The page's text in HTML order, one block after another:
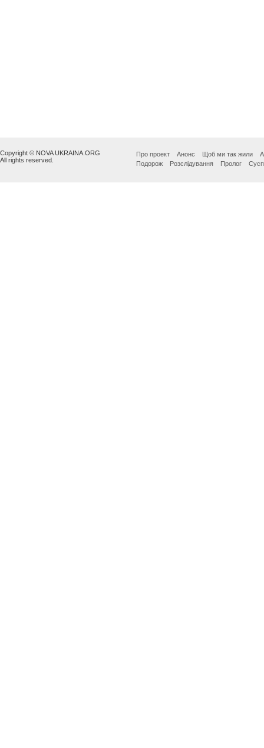
Copyright © NOVA UKRAINA.ORG
All rights reserved.
Про проект Анонс Щоб ми так жили
Подорож
Розслідування Пролог